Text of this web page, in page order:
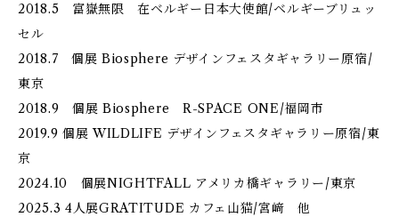
2018.5 富嶽無限 在ベルギー日本大使館/ベルギーブリュッ
セル
2018.7 個展 Biosphere デザインフェスタギャラリー原宿/
東京
2018.9 個展 Biosphere R-SPACE ONE/福岡市
2019.9 個展 WILDLIFE デザインフェスタギャラリー原宿/東
京
2024.10 個展NIGHTFALL アメリカ橋ギャラリー/東京
2025.3 4人展GRATITUDE カフェ山猫/宮﨑 他